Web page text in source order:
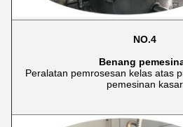
NO.4
Benang
Peralatan pemrosesan kelas atas
pemesinan kasar